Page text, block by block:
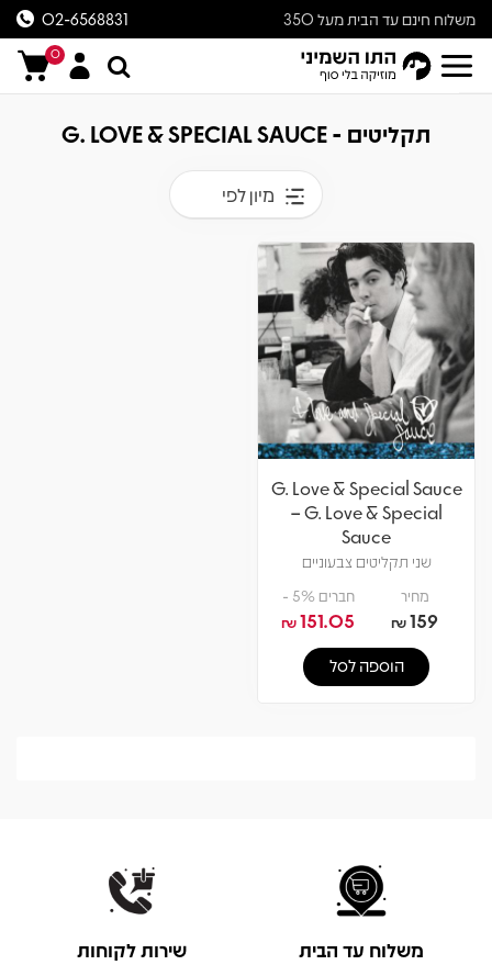
משלוח חינם עד הבית מעל 350
ש״ח
02-6568831
0
תקליטים - G. LOVE & SPECIAL SAUCE
מיון לפי
G. Love & Special Sauce
– G. Love & Special
Sauce
שני תקליטים צבעוניים
מחיר
159
₪
חברים 5% -
151.05
₪
הוספה לסל
משלוח עד הבית שירות לקוחות